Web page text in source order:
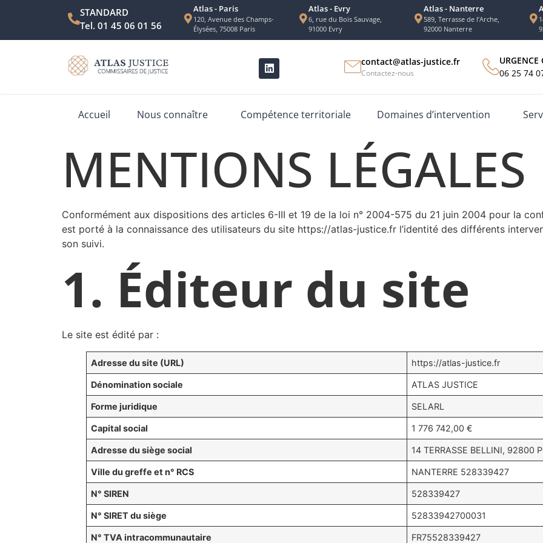
STANDARD
Tel. 01 45 06 01 56
Atlas - Paris
120, Avenue des Champs-
Élysées, 75008 Paris
Atlas - Evry
6, rue du Bois Sauvage,
91000 Evry
Atlas - Nanterre
589, Terrasse de l’Arche,
92000 Nanterre
contact@atlas-justice.fr
Contactez-nous
URGENCE
06 25 74
Accueil Nous connaître Compétence territoriale Domaines d’intervention
MENTIONS LÉGALES
Conformément aux dispositions des articles 6-III et 19 de la loi n° 2004-575 du 21 juin 2004 pour la
est porté à la connaissance des utilisateurs du site https://atlas-justice.fr l’identité des différents
son suivi.
1. Éditeur du site
Le site est édité par :
Adresse du site (URL) https://atlas-justice.fr
Dénomination sociale ATLAS JUSTICE
Forme juridique SELARL
Capital social 1 776 742,00 €
Adresse du siège social 14 TERRASSE BELLINI, 92800
Ville du greffe et n° RCS NANTERRE 528339427
N° SIREN 528339427
N° SIRET du siège 52833942700031
N° TVA intracommunautaire FR75528339427